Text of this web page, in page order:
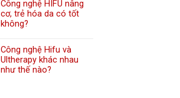
Công nghệ HIFU nâng
cơ, trẻ hóa da có tốt
không?
Công nghệ Hifu và
Ultherapy khác nhau
như thế nào?